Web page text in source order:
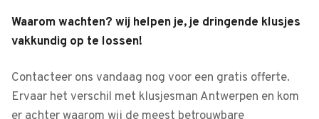
Waarom wachten? wij helpen je, je dringende klusjes
vakkundig op te lossen!
Contacteer ons vandaag nog voor een gratis offerte.
Ervaar het verschil met klusjesman Antwerpen en kom